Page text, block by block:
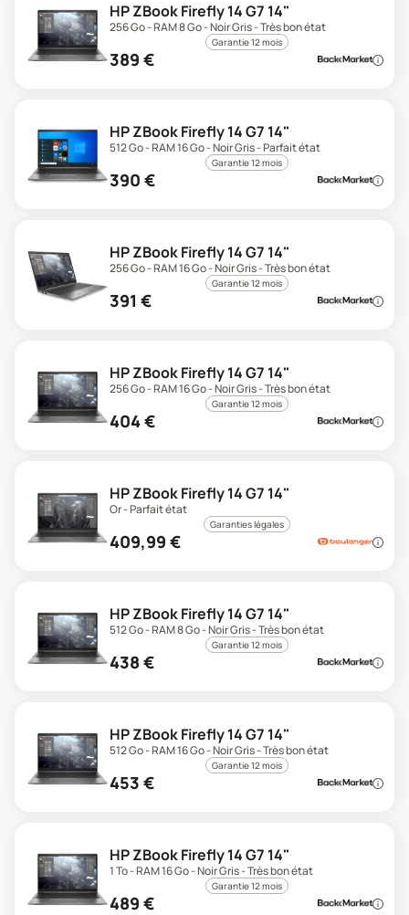
HP ZBook Firefly 14 G7 14"
256 Go - RAM 8 Go - Noir Gris - Très bon état
Garantie 12 mois
389 €
HP ZBook Firefly 14 G7 14"
512 Go - RAM 16 Go - Noir Gris - Parfait état
Garantie 12 mois
390 €
HP ZBook Firefly 14 G7 14"
256 Go - RAM 16 Go - Noir Gris - Très bon état
Garantie 12 mois
391 €
HP ZBook Firefly 14 G7 14"
256 Go - RAM 16 Go - Noir Gris - Très bon état
Garantie 12 mois
404€
HP ZBook Firefly 14 G7 14"
Or - Parfait état
Garanties légales
409,99 €
HP ZBook Firefly 14 G7 14"
512 Go - RAM 8 Go - Noir Gris - Très bon état
Garantie 12 mois
438 €
HP ZBook Firefly 14 G7 14"
512 Go - RAM 16 Go - Noir Gris - Très bon état
Garantie 12 mois
453 €
HP ZBook Firefly 14 G7 14"
1 To - RAM 16 Go - Noir Gris - Très bon état
Garantie 12 mois
489 €